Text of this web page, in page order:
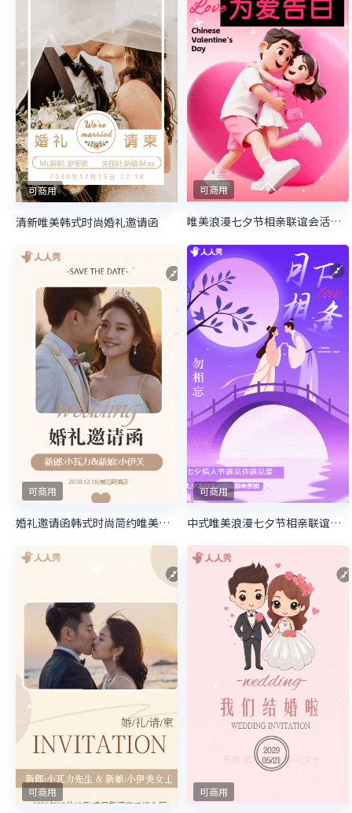
可商用
清新唯美韩式时尚婚礼邀请函
可商用
唯美浪漫七夕节相亲联谊会活动邀请函
可商用
婚礼邀请函韩式时尚简约唯美婚礼请柬
可商用
中式唯美浪漫七夕节相亲联谊会活动邀请函
可商用 可商用